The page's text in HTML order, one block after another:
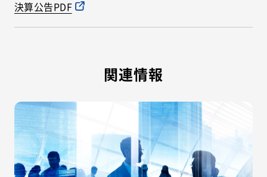
決算公告PDF
関連情報